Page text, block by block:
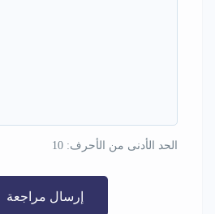
الحد الأدنى من الأحرف: 10
إرسال مراجعة